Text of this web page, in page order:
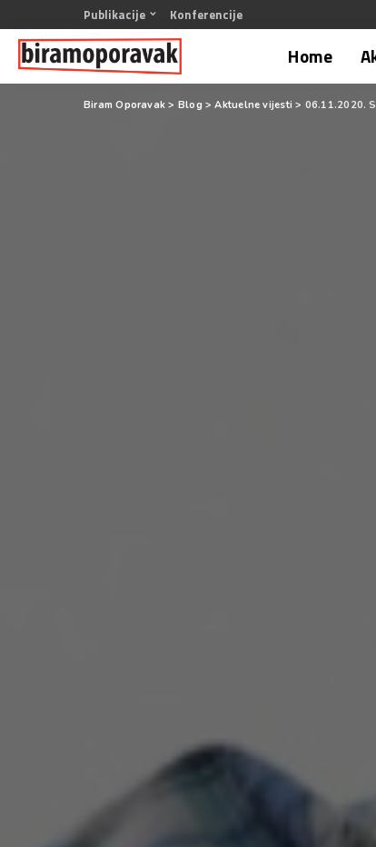
Publikacije Konferencije
Home
Biram Oporavak > Blog >Aktuelne vijesti > 06.11.2020.